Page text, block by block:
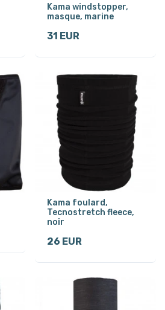
Kama windstopper,
masque, marine
31 EUR
Kama foulard,
Tecnostretch fleece,
noir
26 EUR